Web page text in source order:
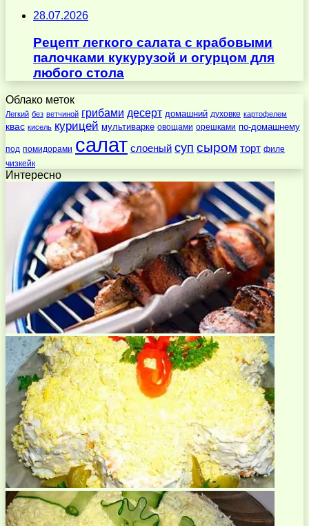
28.07.2026
Рецепт легкого салата с крабовыми
палочками кукурузой и огурцом для
любого стола
Облако меток
Легкий без ветчиной грибами десерт домашний духовке картофелем
квас кисель курицей мультиварке овощами орешками по-домашнему
под помидорами салат слоеный суп сыром торт филе
чизкейк
Интересно